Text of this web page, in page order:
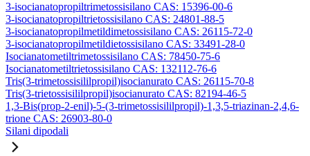
3-isocianatopropiltrimetossisilano CAS: 15396-00-6
3-isocianatopropiltrietossisilano CAS: 24801-88-5
3-isocianatopropilmetildimetossisilano CAS: 26115-72-0
3-isocianatopropilmetildietossisilano CAS: 33491-28-0
Isocianatometiltrimetossisilano CAS: 78450-75-6
Isocianatometiltrietossisilano CAS: 132112-76-6
Tris(3-trimetossisililpropil)isocianurato CAS: 26115-70-8
Tris(3-trietossisililpropil)isocianurato CAS: 82194-46-5
1,3-Bis(prop-2-enil)-5-(3-trimetossisililpropil)-1,3,5-triazinan-2,4,6-
trione CAS: 26903-80-0
Silani dipodali